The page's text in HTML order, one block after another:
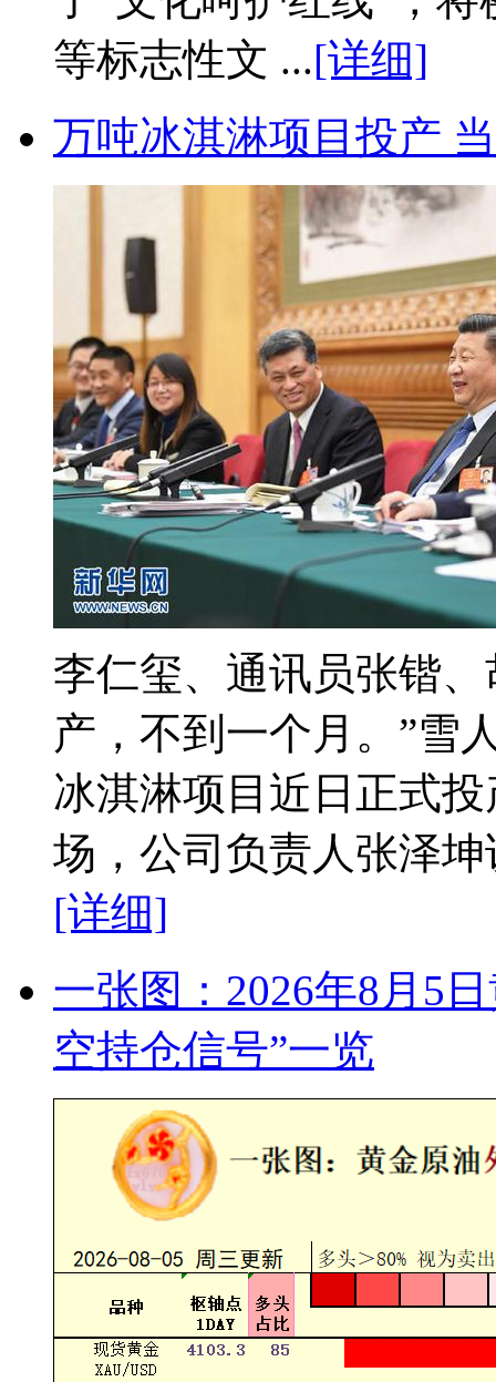
等标志性文 ...[详细]
万吨冰淇淋项目投产
李仁玺、通讯员张锴
产，不到一个月。”雪
冰淇淋项目近日正式
场，公司负责人张泽
[详细]
一张图：2026年8月5
空持仓信号”一览